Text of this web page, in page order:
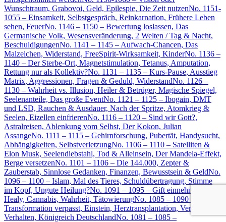
Wunschtraum, Grabovoi, Geld, Epilespie, Die Zeit nutzenNo. 1151-
1055 – Einsamkeit, Selbstgespräch, Reinkarnation, Frühere Leben
sehen, FeuerNo. 1146 – 1150 – Bewertung loslassen, Das
Germanische Volk, Wesensveränderung, 2 Welten / Tag & Nacht,
BeschuldigungenNo. 1141 – 1145 – Aufwach-Chancen, Das
Malzeichen, Widerstand, FreeSpirit-Wirksamkeit, KinderNo. 1136 –
1140 – Der Sterbe-Ort, Magnetstimulation, Tetanus, Amputation,
Rettung nur als Kollektiv?No. 1131 – 1135 – Kurs-Pause, Ausstieg
Matrix, Aggressionen, Fragen & Geduld, WiderstandNo. 1126 –
1130 – Wahrheit vs. Illusion, Heiler & Betrüger, Magische Spiegel,
Seelenanteile, Das große EventNo. 1121 – 1125 – Ibogain, DMT
und LSD, Rauchen & Ausdauer, Nach der Spritze, Atomkrieg &
Seelen, Eizellen einfrierenNo. 1116 – 1120 – Sind wir Gott?,
Astralreisen, Ablenkung vom Selbst, Der Kokon, Julian
AssangeNo. 1111 – 1115 – Gehirnforschung, Pubertät, Handysucht,
Abhängigkeiten, SelbstverletzungNo. 1106 – 1110 – Satelliten &
Elon Musk, Seelendiebstahl, Tod & Alleinsein, Der Mandela-Effekt,
Berge versetzenNo. 1101 – 1106 – Die 144.000, Zepter &
Zauberstab, Sinnlose Gedanken, Finanzen, Bewusstsein & GeldNo.
1096 – 1100 – Islam, Mal des Tieres, Schuldübertragung, Stimme
im Kopf, Ungute Heilung?No. 1091 – 1095 – Gift einnehmen,
Healy, Cannabis, Wahrheit, TätowierungNo. 1085 – 1090 –
Transformation verpasst, Einstein, Herztransplantation, Verletzendes
Verhalten, Königreich DeutschlandNo. 1081 – 1085 –